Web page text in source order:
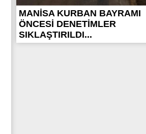
MANİSA KURBAN BAYRAMI
ÖNCESİ DENETİMLER
SIKLAŞTIRILDI...